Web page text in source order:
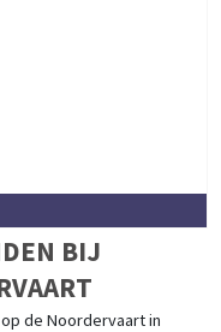
BIJ
op de Noordervaart in